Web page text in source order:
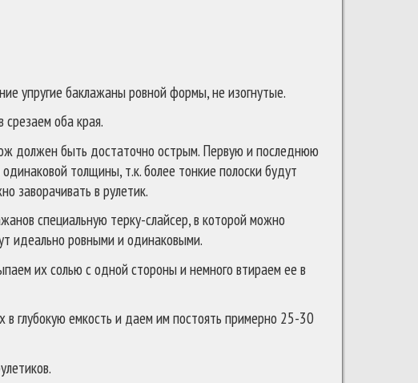
упругие баклажаны ровной формы, не изогнутые.
оба края.
должен быть достаточно острым. Первую и последнюю
толщины, т.к. более тонкие полоски будут
заворачивать в рулетик.
специальную терку-слайсер, в которой можно
идеально ровными и одинаковыми.
их солью с одной стороны и немного втираем ее в
глубокую емкость и даем им постоять примерно 25-30